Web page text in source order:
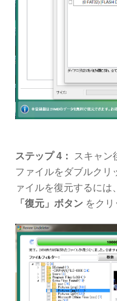
ステップ 4：
スキャン
ファイルをダブルクリ
ァイルを復元するに
「復元」ボタン をクリ